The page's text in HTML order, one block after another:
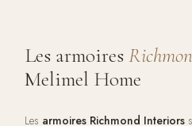
Les armoires
Melimel Home
Les armoires Richmond Interiors